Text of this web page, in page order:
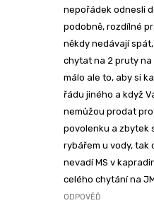
nepořádek odnesli
podobně, rozdílné
někdy nedávají
chytat na 2 pruty na
málo ale to, aby si
řádu jiného a když
nemůžou prodat
povolenku a zbytek
rybářem u vody, tak
nevadí MS v
celého chytání na
ODPOVĚĎ